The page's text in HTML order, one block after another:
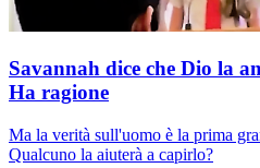
Savannah dice che Dio la
Ha ragione
Ma la verità sull'uomo è la prima
Qualcuno la aiuterà a capirlo?